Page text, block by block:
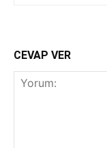
CEVAP VER